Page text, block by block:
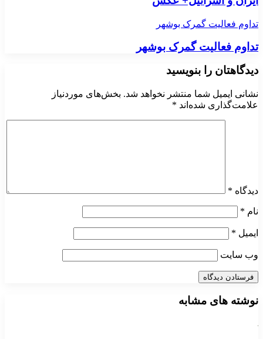
تداوم فعالیت گمرک بوشهر
تداوم فعالیت گمرک بوشهر
دیدگاهتان را بنویسید
نشانی ایمیل شما منتشر نخواهد شد. بخش‌های موردنیاز
علامت‌گذاری شده‌اند *
دیدگاه *
نام *
ایمیل *
وب‌ سایت
نوشته های مشابه